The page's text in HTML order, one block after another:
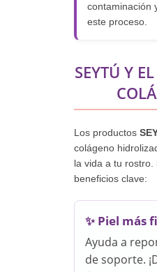
contaminación
este proceso.
SEYTÚ Y
Los productos
colágeno
la vida a tu rostro.
beneficios clave:
✨ Piel más
Ayuda a
de soporte.